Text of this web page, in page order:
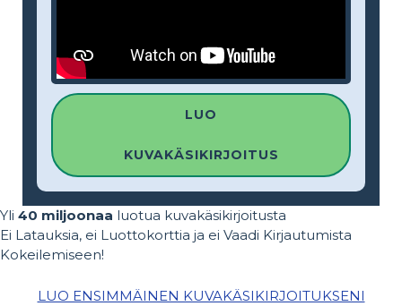
LUO
KUVAKÄSIKIRJOITUS
Yli 40 miljoonaa luotua kuvakäsikirjoitusta
Ei Latauksia, ei Luottokorttia ja ei Vaadi Kirjautumista
Kokeilemiseen!
LUO ENSIMMÄINEN KUVAKÄSIKIRJOITUKSENI